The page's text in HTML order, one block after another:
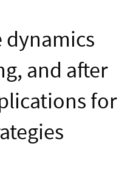
dynamics
and after
for